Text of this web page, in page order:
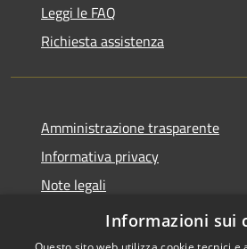
Leggi le FAQ
Richiesta assistenza
Amministrazione trasparente
Informativa privacy
Note legali
Dichiarazione di accessibilità
Informazioni sui